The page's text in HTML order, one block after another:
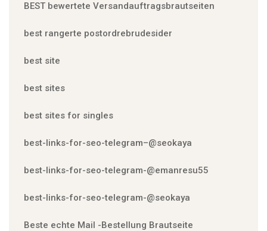
BEST bewertete Versandauftragsbrautseiten
best rangerte postordrebrudesider
best site
best sites
best sites for singles
best-links-for-seo-telegram–@seokaya
best-links-for-seo-telegram-@emanresu55
best-links-for-seo-telegram-@seokaya
Beste echte Mail -Bestellung Brautseite